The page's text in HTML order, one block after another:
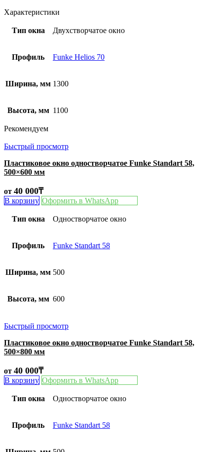
Характеристики
Тип окна Двухстворчатое окно
Профиль Funke Helios 70
Ширина, мм 1300
Высота, мм 1100
Рекомендуем
Быстрый просмотр
Пластиковое окно одностворчатое Funke Standart 58,
500×600 мм
от 40 000₸
В корзину Оформить в WhatsApp
Тип окна Одностворчатое окно
Профиль Funke Standart 58
Ширина, мм 500
Высота, мм 600
Быстрый просмотр
Пластиковое окно одностворчатое Funke Standart 58,
500×800 мм
от 40 000₸
В корзину Оформить в WhatsApp
Тип окна Одностворчатое окно
Профиль Funke Standart 58